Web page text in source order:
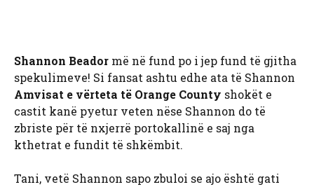
Shannon Beador më në fund po i jep fund të gjitha
spekulimeve! Si fansat ashtu edhe ata të Shannon
Amvisat e vërteta të Orange County shokët e
castit kanë pyetur veten nëse Shannon do të
zbriste për të nxjerrë portokallinë e saj nga
kthetrat e fundit të shkëmbit.
Tani, vetë Shannon sapo zbuloi se ajo është gati